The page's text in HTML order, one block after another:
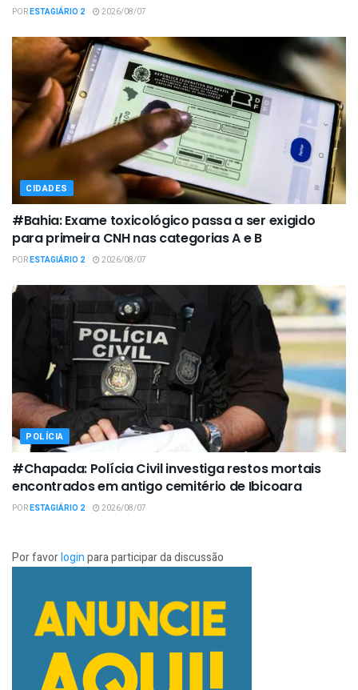
PORESTAGIÁRIO 2 2026/08/07
CIDADES
#Bahia: Exame toxicológico passa a ser exigido
para primeira CNH nas categorias A e B
PORESTAGIÁRIO 2 2026/08/07
POLÍCIA
#Chapada: Polícia Civil investiga restos mortais
encontrados em antigo cemitério de Ibicoara
PORESTAGIÁRIO 2 2026/08/07
Por favorloginpara participar da discussão